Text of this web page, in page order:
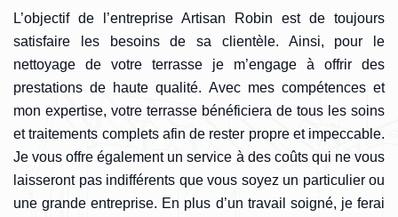
L’objectif de l’entreprise Artisan Robin est de toujours
satisfaire les besoins de sa clientèle. Ainsi, pour le
nettoyage de votre terrasse je m’engage à offrir des
prestations de haute qualité. Avec mes compétences et
mon expertise, votre terrasse bénéficiera de tous les soins
et traitements complets afin de rester propre et impeccable.
Je vous offre également un service à des coûts qui ne vous
laisseront pas indifférents que vous soyez un particulier ou
une grande entreprise. En plus d’un travail soigné, je ferai